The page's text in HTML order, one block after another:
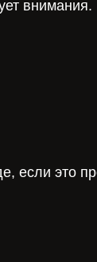
внимания.
если это